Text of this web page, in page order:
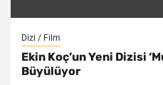
Dizi / Film
Ekin Koç’un Yeni Dizisi
Büyülüyor